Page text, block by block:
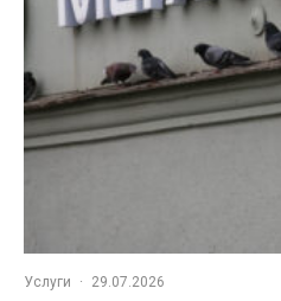
Услуги · 29.07.2026